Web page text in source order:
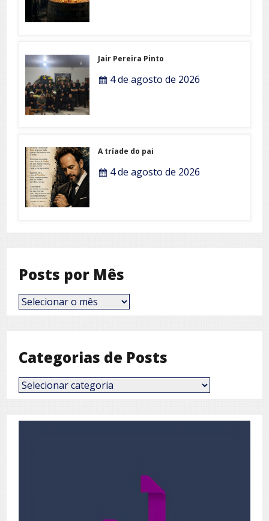
Jair Pereira Pinto
4 de agosto de 2026
A tríade do pai
4 de agosto de 2026
Posts por Mês
Posts
por
Categorias de Posts
Categorias
de